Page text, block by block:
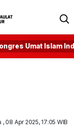
Umat Islam
, 08 Apr 2025, 17:05 WIB